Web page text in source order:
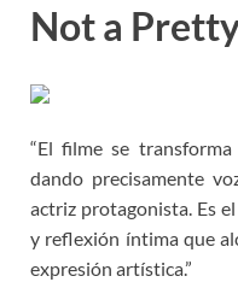
Not a
“El filme se
dando precisamente
actriz protagonista. Es
y reflexión íntima que
expresión artística.”